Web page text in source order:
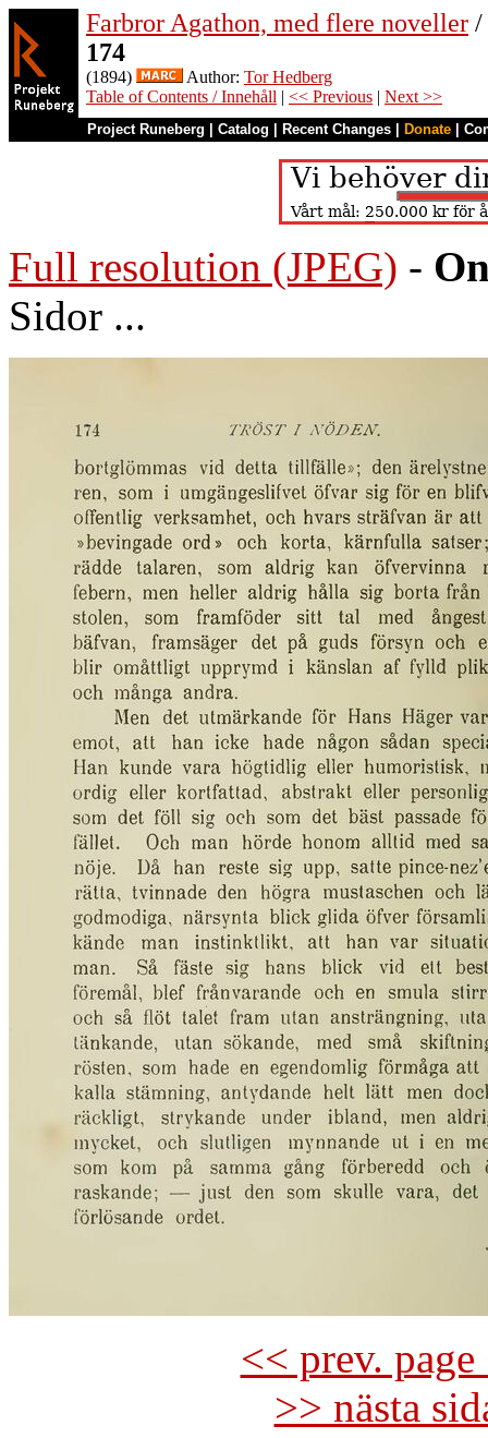
Farbror Agathon, med flere noveller /
174
(1894) Author: Tor Hedberg
Table of Contents / Innehåll | << Previous | Next >>
Project Runeberg Catalog Recent Changes Donate
Full resolution (JPEG) -
Sidor ...
<< prev.
>> nästa